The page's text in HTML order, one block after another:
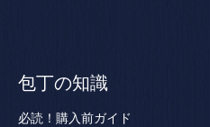
包丁の知識
必読！購入前ガイド